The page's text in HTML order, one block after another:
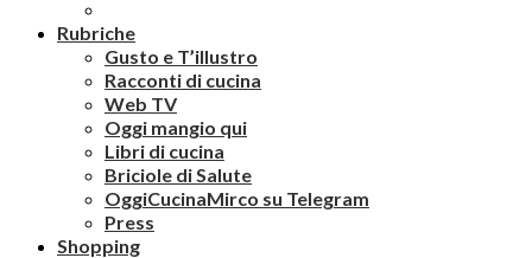
Rubriche
Gusto e T’illustro
Racconti di cucina
Web TV
Oggi mangio qui
Libri di cucina
Briciole di Salute
OggiCucinaMirco su Telegram
Press
Shopping